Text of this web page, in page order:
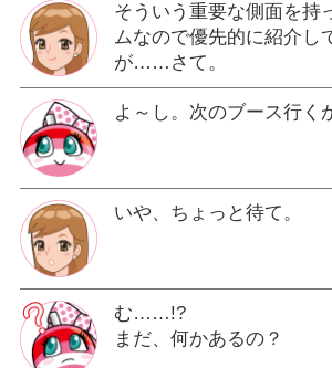
そういう重要な側面を持
ムなので優先的に紹介し
が……さて。
よ～し。次のブース行く
いや、ちょっと待て。
む……!?
まだ、何かあるの？